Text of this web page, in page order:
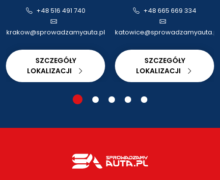
+48 516 491 740
krakow@sprowadzamyauta.pl
SZCZEGÓŁY
LOKALIZACJI
+48 665 669 334
katowice@sprowadzamyauta.pl
SZCZEGÓŁY
LOKALIZACJI